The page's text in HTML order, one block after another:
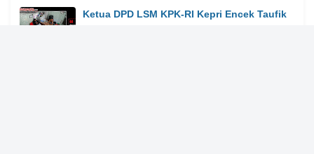
Ketua DPD LSM KPK-RI Kepri Encek Taufik